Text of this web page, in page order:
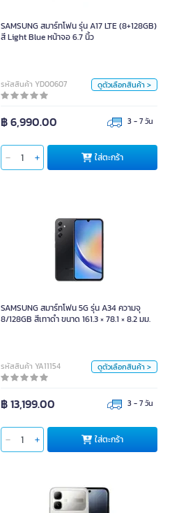
SAMSUNG สมาร์ทโฟน รุ่น A17 LTE (8+128GB)
สี Light Blue หน้าจอ 6.7 นิ้ว
รหัสสินค้า YD00607 ดูตัวเลือกสินค้า >
฿ 6,990.00 3 - 7 วัน
ใส่ตะกร้า
หน่วย
สี
ใส่ตะกร้า
SAMSUNG สมาร์ทโฟน 5G รุ่น A34 ความจุ
8/128GB สีเทาดำ ขนาด 161.3 × 78.1 × 8.2 มม.
รหัสสินค้า YA11154 ดูตัวเลือกสินค้า >
฿ 13,199.00 3 - 7 วัน
ใส่ตะกร้า
SAMSUNG สมาร์ทโฟน 5G รุ่น A34 ความจุ
8/128GB สีเทาดำ ขนาด 161.3 × 78.1 × 8.2 มม.
หน่วย
สี
ขนาด
161.3 x 78.1 x 8.2 มิลลิเมตร
ใส่ตะกร้า